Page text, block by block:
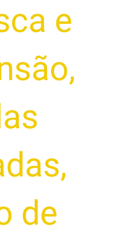
e
,
,
de